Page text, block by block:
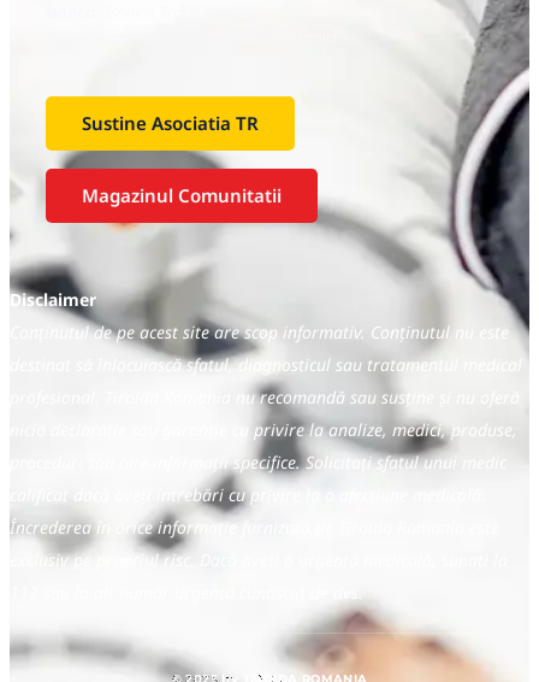
Sustine Asociatia TR
Magazinul Comunitatii
Disclaimer
Conținutul de pe acest site are scop informativ. Conținutul nu este
destinat să înlocuiască sfatul, diagnosticul sau tratamentul medical
profesional. Tiroida Romania nu recomandă sau susține și nu oferă
nicio declarație sau garanție cu privire la analize, medici, produse,
proceduri sau alte informații specifice. Solicitați sfatul unui medic
calificat dacă aveți întrebări cu privire la o afecțiune medicală.
Încrederea în orice informație furnizată de Tiroida Romania este
exclusiv pe propriul risc. Dacă aveți o urgență medicală, sunați la
© 2025 by TIROIDA ROMANIA